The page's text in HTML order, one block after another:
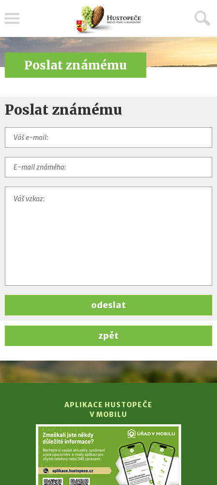
Poslat známému
Poslat známému
odeslat
zpět
APLIKACE HUSTOPEČE
V MOBILU